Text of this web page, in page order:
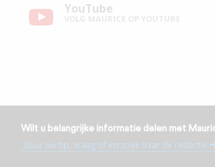
YouTube
Wilt u belangrijke informatie delen met
Stuur uw tip, vraag of verzoek naar de redactie